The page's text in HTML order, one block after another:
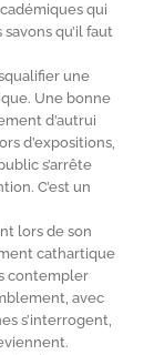
qui
qu’il faut
une
Une bonne
d’autrui
d’expositions,
s’arrête
C’est un
lors de son
cathartique
contempler
avec
s’interrogent,